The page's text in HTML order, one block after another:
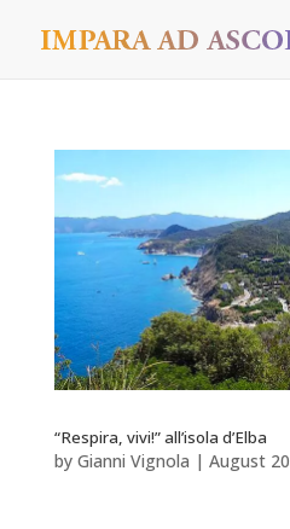
“Respira, vivi!” all’isola d’Elba
by Gianni Vignola | August 20